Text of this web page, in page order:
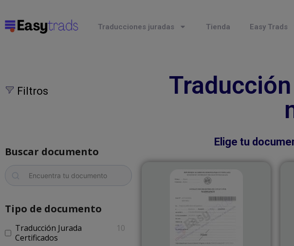
Traducciones juradas Tienda Easy Trads
Filtros
Buscar documento
Tipo de documento
Traducción Jurada
Certificados
10
Elige tu